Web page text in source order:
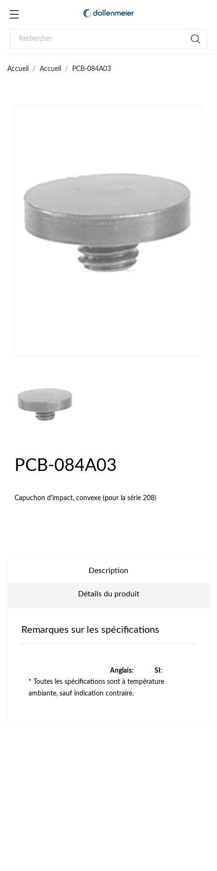
Accueil Accueil PCB-084A03
PCB-084A03
Capuchon d'impact, convexe (pour la série 208)
Description
Détails du produit
Remarques sur les spécifications
Anglais:
SI:
* Toutes les spécifications sont à température
ambiante, sauf indication contraire.